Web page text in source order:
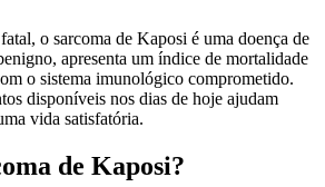
o sarcoma de Kaposi é uma doença de
apresenta um índice de mortalidade
o sistema imunológico comprometido.
disponíveis nos dias de hoje ajudam
vida satisfatória.
de Kaposi?